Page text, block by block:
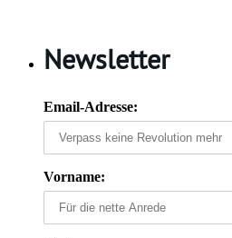
Newsletter
Email-Adresse:
Vorname: